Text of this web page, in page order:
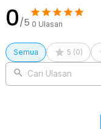
0/5 0 Ulasan
Semua 5 (0)
Cari Ulasan